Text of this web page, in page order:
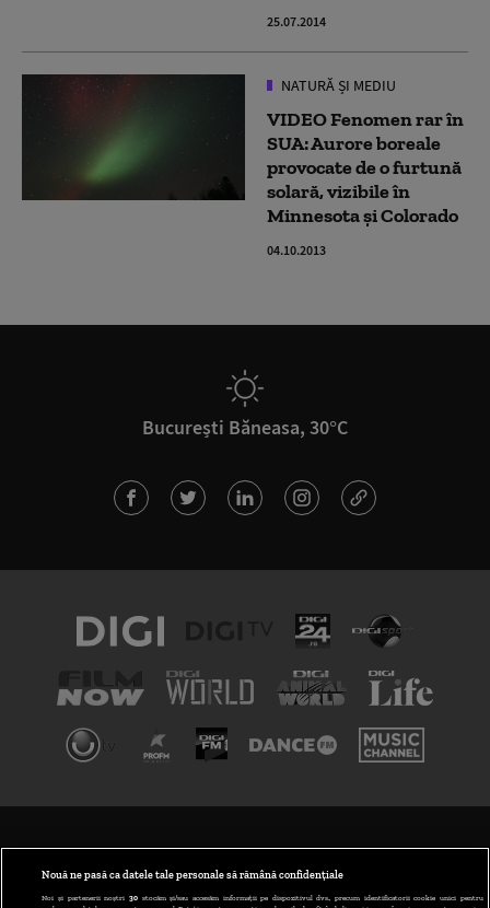
25.07.2014
NATURĂ ȘI MEDIU
VIDEO Fenomen rar în
SUA: Aurore boreale
provocate de o furtună
solară, vizibile în
Minnesota şi Colorado
04.10.2013
București Băneasa, 30°C
Nouă ne pasă ca datele tale personale să rămână confidențiale
Noi și partenerii noștri 30stocăm și/sau accesăm informații pe dispozitivul dvs., precum identificatorii cookie unici pentru